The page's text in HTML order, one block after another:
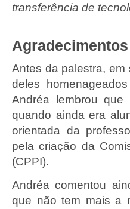
transferência de
Agradecimentos
Antes da palestra,
deles
Andréa lembrou
quando ainda era
orientada da
pela criação da
(CPPI).
Andréa comentou
que não tem mais a